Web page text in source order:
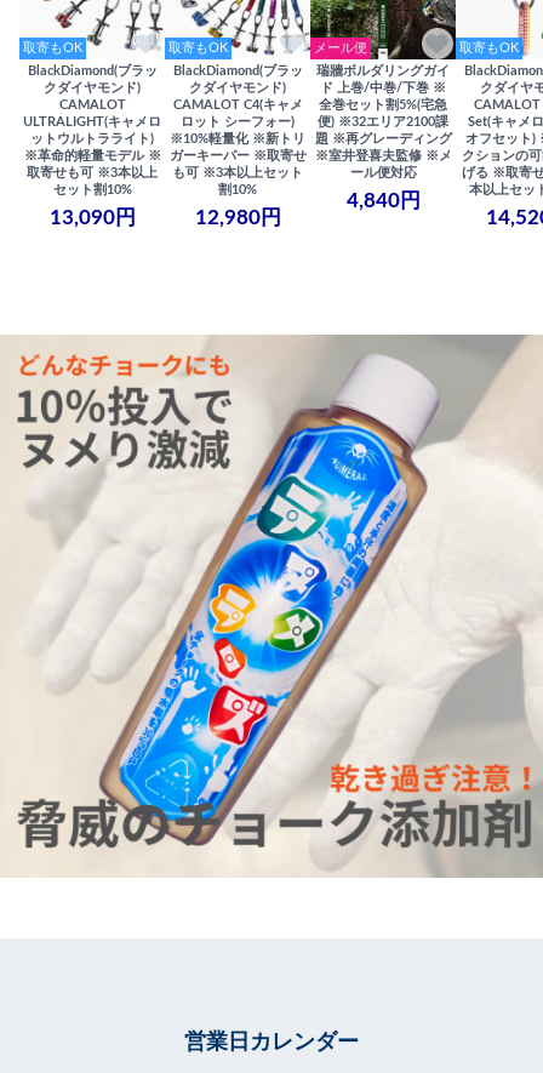
取寄もOK
BlackDiamond(ブラッ
クダイヤモンド)
CAMALOT
ULTRALIGHT(キャメロ
ットウルトラライト)
※革命的軽量モデル ※
取寄せも可 ※3本以上
セット割10%
13,090円
取寄もOK
BlackDiamond(ブラッ
クダイヤモンド)
CAMALOT C4(キャメ
ロット シーフォー)
※10%軽量化 ※新トリ
ガーキーパー ※取寄せ
も可 ※3本以上セット
割10%
12,980円
メール便
瑞牆ボルダリングガイ
ド 上巻/中巻/下巻 ※
全巻セット割5%(宅急
便) ※32エリア2100課
題 ※再グレーディング
※室井登喜夫監修 ※メ
ール便対応
4,840円
取寄もOK
クダイヤ
Set(キャメ
オフセット)
クションの
げる ※取寄
本以上セッ
営業日カレンダー